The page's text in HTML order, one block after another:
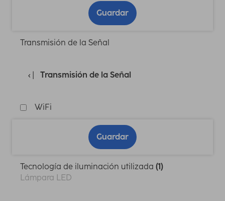
Guardar
Transmisión de la Señal
Transmisión de la Señal
WiFi
Guardar
Tecnología de iluminación utilizada (1)
Lámpara LED